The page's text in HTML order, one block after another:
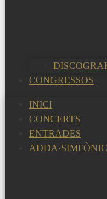
CONGRESSOS
INICI
CONCERTS
ENTRADES